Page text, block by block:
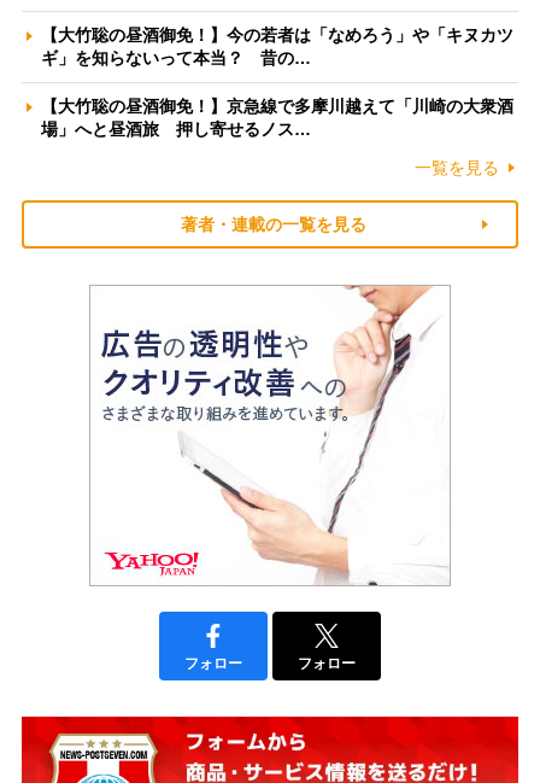
【大竹聡の昼酒御免！】今の若者は「なめろう」や「キヌカツ
ギ」を知らないって本当？ 昔の…
【大竹聡の昼酒御免！】京急線で多摩川越えて「川崎の大衆酒
場」へと昼酒旅 押し寄せるノス…
一覧を見る
著者・連載の一覧を見る
フォロー フォロー